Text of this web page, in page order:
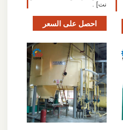
نت] .
احصل على السعر